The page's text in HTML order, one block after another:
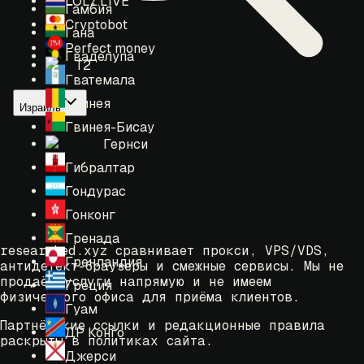
Гамбия
Гана
Гваделупа
Гватемала
Гвинея
Гвинея-Бисау
Гернси
Гибралтар
Гондурас
Гонконг
Гренада
Гренландия
Греция
Гуам
ДР Конго
Джерси
Cryptobot
Perfect money
T2
Израиль
researched.xyz сравнивает прокси, VPS/VDS,
антидетект-браузеры и смежные сервисы. Мы не
продаём услуги напрямую и не имеем
физического офиса для приёма клиентов.
Партнёрские ссылки и редакционные правила
раскрыты в политиках сайта.